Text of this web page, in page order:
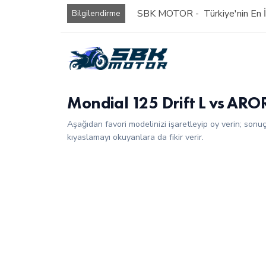
Bilgilendirme SBK MOTOR - Türkiye'nin
Mondial 125 Drift L vs
Aşağıdan favori modelinizi işaretleyip oy verin;
kıyaslamayı okuyanlara da fikir verir.